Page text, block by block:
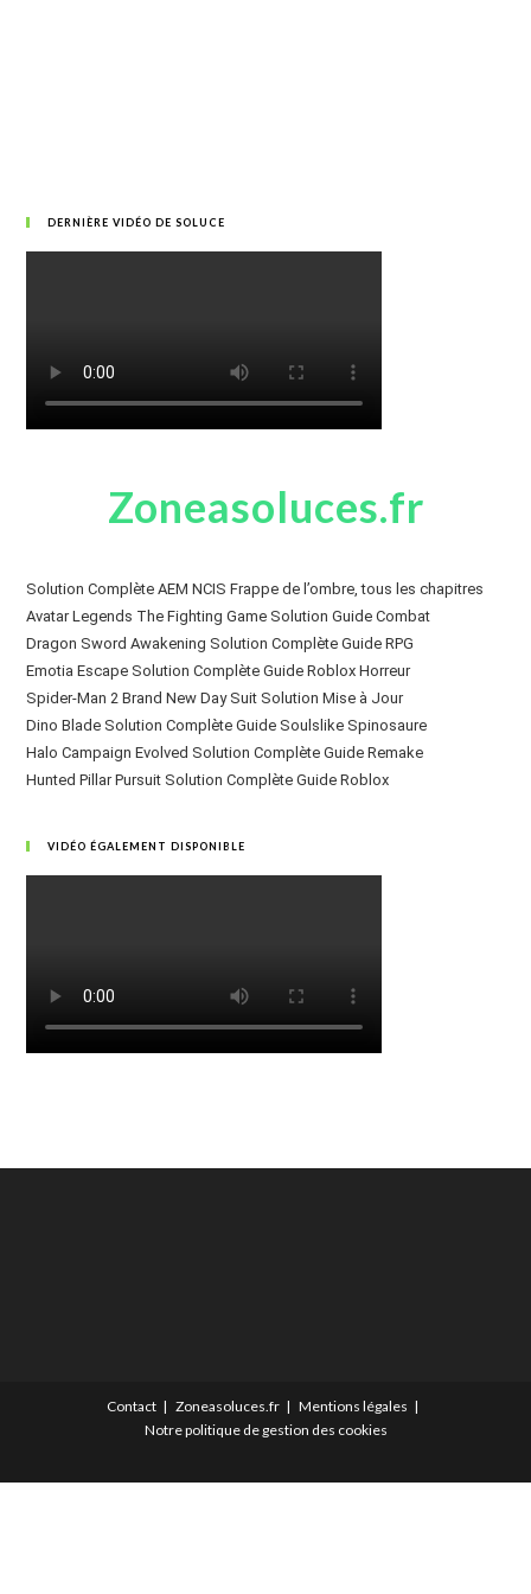
DERNIÈRE VIDÉO DE SOLUCE
Zoneasoluces.fr
Solution Complète AEM NCIS Frappe de l’ombre, tous les chapitres
Avatar Legends The Fighting Game Solution Guide Combat
Dragon Sword Awakening Solution Complète Guide RPG
Emotia Escape Solution Complète Guide Roblox Horreur
Spider-Man 2 Brand New Day Suit Solution Mise à Jour
Dino Blade Solution Complète Guide Soulslike Spinosaure
Halo Campaign Evolved Solution Complète Guide Remake
Hunted Pillar Pursuit Solution Complète Guide Roblox
VIDÉO ÉGALEMENT DISPONIBLE
Contact Zoneasoluces.fr
Mentions légales
Notre politique de gestion des cookies